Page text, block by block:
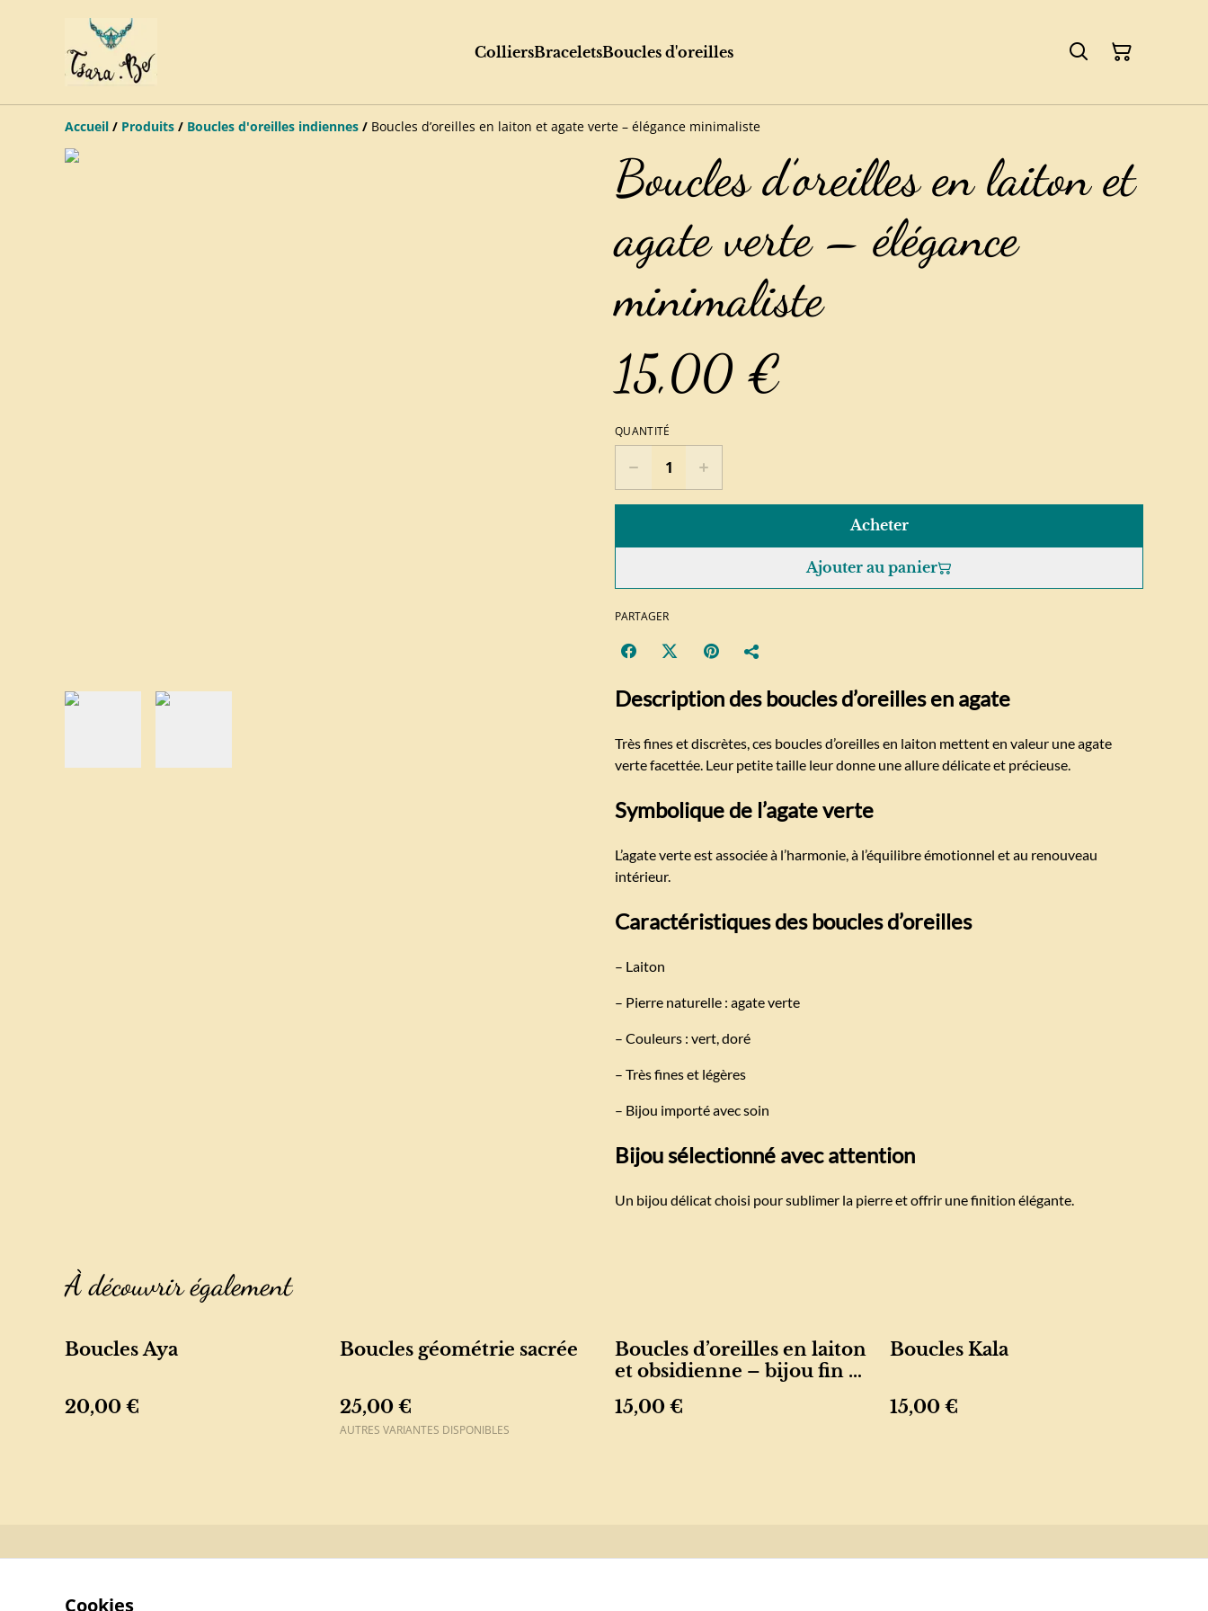
ColliersBraceletsBoucles d'oreilles
Accueil / Produits / Boucles d'oreilles indiennes / Boucles d’oreilles en laiton et agate verte – élégance minimaliste
Boucles d’oreilles en laiton et
agate verte – élégance
minimaliste
15,00 €
QUANTITÉ
Acheter
Ajouter au panier
PARTAGER
Description des boucles d’oreilles en agate
Très fines et discrètes, ces boucles d’oreilles en laiton mettent en valeur une agate
verte facettée. Leur petite taille leur donne une allure délicate et précieuse.
Symbolique de l’agate verte
L’agate verte est associée à l’harmonie, à l’équilibre émotionnel et au renouveau
intérieur.
Caractéristiques des boucles d’oreilles
– Laiton
– Pierre naturelle : agate verte
– Couleurs : vert, doré
– Très fines et légères
– Bijou importé avec soin
Bijou sélectionné avec attention
Un bijou délicat choisi pour sublimer la pierre et offrir une finition élégante.
À découvrir également
Boucles Aya
20,00 €
Boucles géométrie sacrée
25,00 €
AUTRES VARIANTES DISPONIBLES
Boucles d’oreilles en laiton
et obsidienne – bijou fin et
protecteur
15,00 €
Boucles Kala
15,00 €
Cookies